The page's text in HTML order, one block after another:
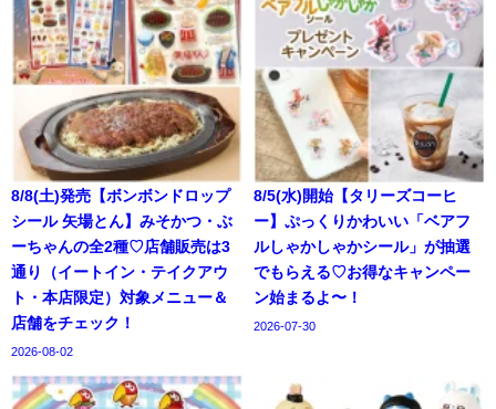
8/8(土)発売【ボンボンドロップ
シール 矢場とん】みそかつ・ぶ
ーちゃんの全2種♡店舗販売は3
通り（イートイン・テイクアウ
ト・本店限定）対象メニュー＆
店舗をチェック！
2026-08-02
8/5(水)開始【タリーズコーヒ
ー】ぷっくりかわいい「ベアフ
ルしゃかしゃかシール」が抽選
でもらえる♡お得なキャンペー
ン始まるよ〜！
2026-07-30